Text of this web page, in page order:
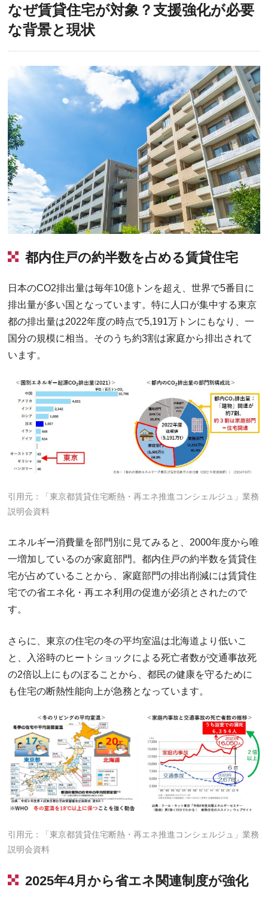
なぜ賃貸住宅が対象？支援強化が必要
な背景と現状
都内住戸の約半数を占める賃貸住宅
日本のCO2排出量は毎年10億トンを超え、世界で5番目に
排出量が多い国となっています。特に人口が集中する東京
都の排出量は2022年度の時点で5,191万トンにもなり、一
国分の規模に相当。そのうち約3割は家庭から排出されて
います。
引用元：「東京都賃貸住宅断熱・再エネ推進コンシェルジュ」業務
説明会資料
エネルギー消費量を部門別に見てみると、2000年度から唯
一増加しているのが家庭部門。都内住戸の約半数を賃貸住
宅が占めていることから、家庭部門の排出削減には賃貸住
宅での省エネ化・再エネ利用の促進が必須とされたので
す。
さらに、東京の住宅の冬の平均室温は北海道より低いこ
と、入浴時のヒートショックによる死亡者数が交通事故死
の2倍以上にものぼることから、都民の健康を守るために
も住宅の断熱性能向上が急務となっています。
引用元：「東京都賃貸住宅断熱・再エネ推進コンシェルジュ」業務
説明会資料
2025年4月から省エネ関連制度が強化